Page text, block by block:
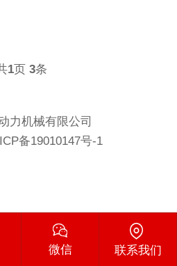
1页 3条
力机械有限公司
备19010147号-1
微信 联系我们